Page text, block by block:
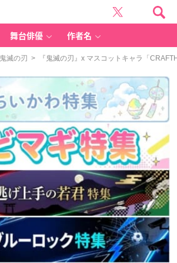
舞台俳優 作者名
鬼滅の刃 > 『鬼滅の刃』x マスコットキャラ「